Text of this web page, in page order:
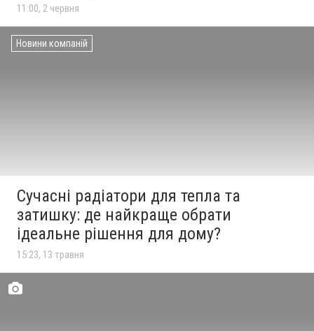
11:00, 2 червня
Новини компаній
Сучасні радіатори для тепла та
затишку: де найкраще обрати
ідеальне рішення для дому?
15:23, 13 травня